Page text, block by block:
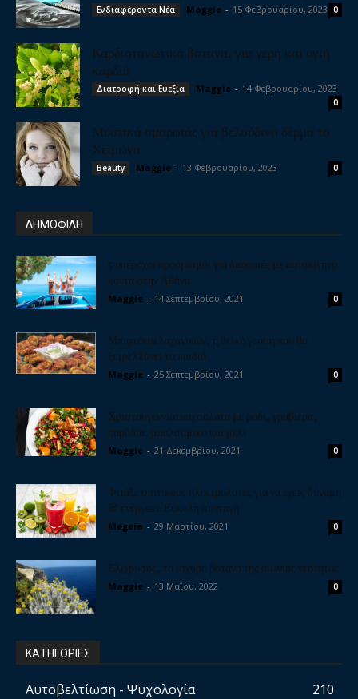
Ενδιαφέροντα Νέα Maggie - 15 Φεβρουαρίου, 2023 0
Καρδιοτονωτικά βότανα, για γερή και υγιή
καρδιά
Διατροφή και Ευεξία Maggie - 14 Φεβρουαρίου, 2023
0
Μυστικά ομορφιάς για βελούδινο δέρμα το
Χειμώνα
Beauty Maggie - 13 Φεβρουαρίου, 2023 0
ΔΗΜΟΦΙΛΗ
5 υπέροχοι προορισμοί για διακοπές με αυτοκίνητο
κοντά στην Αθήνα
Maggie - 14 Σεπτεμβρίου, 2021 0
Μπιφτέκια λαχανικών, η θεϊκή γεύση που θα
ξετρελλάνει τα παιδιά
Maggie - 25 Σεπτεμβρίου, 2021 0
Χριστουγεννιάτικη σαλάτα με ρόδι, γραβιέρα,
καρύδια, μπαλσάμικο και μέλι
Maggie - 21 Δεκεμβρίου, 2021 0
Φτιάξε σπιτικούς ηλεκτρολύτες για να έχεις δύναμη
& ενέργεια. Εύκολη συνταγή
Megeia - 29 Μαρτίου, 2021 0
Ελίχρυσος, το ισχυρό βότανο της αιώνιας νεότητας
Maggie - 13 Μαΐου, 2022 0
ΚΑΤΗΓΟΡΙΕΣ
Αυτοβελτίωση - Ψυχολογία
210